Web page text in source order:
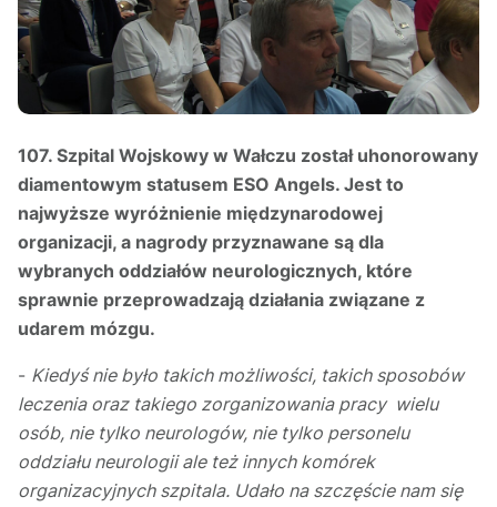
107. Szpital Wojskowy w Wałczu został uhonorowany
diamentowym statusem ESO Angels. Jest to
najwyższe wyróżnienie międzynarodowej
organizacji, a nagrody przyznawane są dla
wybranych oddziałów neurologicznych, które
sprawnie przeprowadzają działania związane z
udarem mózgu.
- Kiedyś nie było takich możliwości, takich sposobów
leczenia oraz takiego zorganizowania pracy wielu
osób, nie tylko neurologów, nie tylko personelu
oddziału neurologii ale też innych komórek
organizacyjnych szpitala. Udało na szczęście nam się